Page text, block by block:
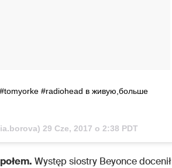
#radiohead в живую,больше
29 Cze, 2017 o 2:38 PDT
Występ siostry Beyonce docenił